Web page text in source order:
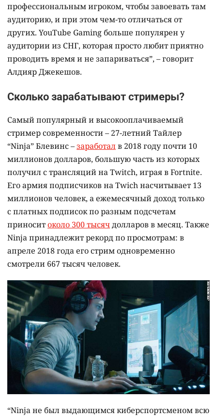
профессиональным игроком, чтобы завоевать там
аудиторию, и при этом чем-то отличаться от
других. YouTube Gaming больше популярен у
аудитории из СНГ, которая просто любит приятно
проводить время и не запариваться”, – говорит
Алдияр Джекешов.
Сколько зарабатывают стримеры?
Самый популярный и высокооплачиваемый
стример современности – 27-летний Тайлер
“Ninja” Блевинс –заработалв 2018 году почти 10
миллионов долларов, большую часть из которых
получил с трансляций на Twitch, играя в Fortnite.
Его армия подписчиков на Twich насчитывает 13
миллионов человек, а ежемесячный доход только
с платных подписок по разным подсчетам
приноситоколо 300 тысячдолларовв месяц. Также
Ninja принадлежит рекорд по просмотрам: в
апреле 2018 года его стрим одновременно
смотрели 667 тысяч человек.
“Ninja не был выдающимся киберспортсменом всю